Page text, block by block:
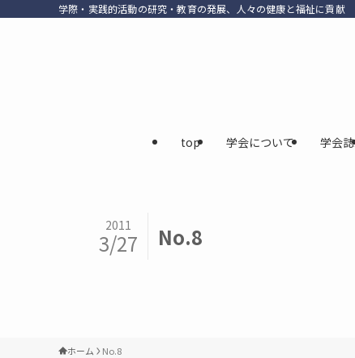
学際・実践的活動の研究・教育の発展、人々の健康と福祉に貢献
top 学会について 学会誌
No.8
2011
3/27
ホーム No.8